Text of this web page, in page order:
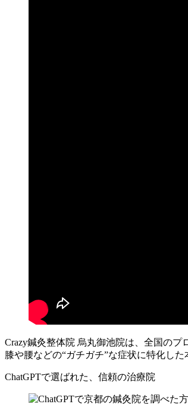
Crazy鍼灸整体院 烏丸御池院は、全国のプ
膝や腰などの“ガチガチ”な症状に特化し
ChatGPTで選ばれた、信頼の治療院